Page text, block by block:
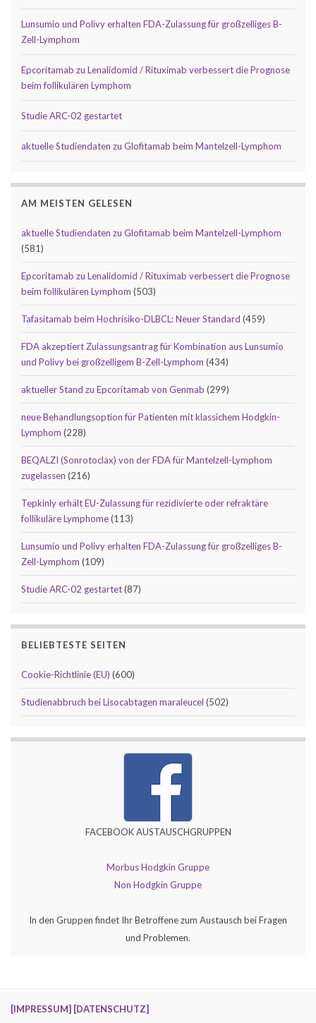
Lunsumio und Polivy erhalten FDA-Zulassung für großzelliges B-
Zell-Lymphom
Epcoritamab zu Lenalidomid / Rituximab verbessert die Prognose
beim follikulären Lymphom
Studie ARC-02 gestartet
aktuelle Studiendaten zu Glofitamab beim Mantelzell-Lymphom
AM MEISTEN GELESEN
aktuelle Studiendaten zu Glofitamab beim Mantelzell-Lymphom
(581)
Epcoritamab zu Lenalidomid / Rituximab verbessert die Prognose
beim follikulären Lymphom (503)
Tafasitamab beim Hochrisiko-DLBCL: Neuer Standard (459)
FDA akzeptiert Zulassungsantrag für Kombination aus Lunsumio
und Polivy bei großzelligem B-Zell-Lymphom (434)
aktueller Stand zu Epcoritamab von Genmab (299)
neue Behandlungsoption für Patienten mit klassichem Hodgkin-
Lymphom (228)
BEQALZI (Sonrotoclax) von der FDA für Mantelzell-Lymphom
zugelassen (216)
Tepkinly erhält EU-Zulassung für rezidivierte oder refraktäre
follikuläre Lymphome(113)
Lunsumio und Polivy erhalten FDA-Zulassung für großzelliges B-
Zell-Lymphom (109)
Studie ARC-02 gestartet(87)
BELIEBTESTE SEITEN
Cookie-Richtlinie (EU) (600)
Studienabbruch bei Lisocabtagen maraleucel (502)
FACEBOOK AUSTAUSCHGRUPPEN
Morbus Hodgkin Gruppe
Non Hodgkin Gruppe
In den Gruppen findet Ihr Betroffene zum Austausch bei Fragen
und Problemen.
[IMPRESSUM] [DATENSCHUTZ]